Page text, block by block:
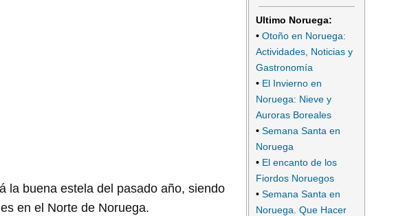
la buena estela del pasado año, siendo
en el Norte de Noruega.
Ultimo Noruega:
• Otoño en Noruega:
Actividades, Noticias y
Gastronomía
• El Invierno en
Noruega: Nieve y
Auroras Boreales
• Semana Santa en
Noruega
• El encanto de los
Fiordos Noruegos
• Semana Santa en
Noruega. Que Hacer